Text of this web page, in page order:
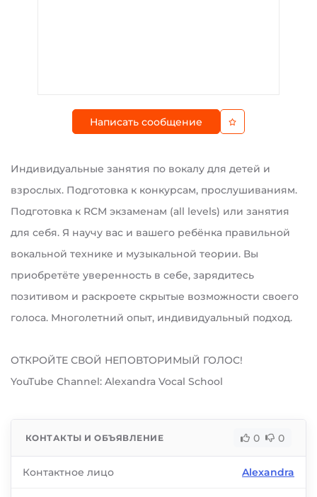
Написать сообщение
Индивидуальные занятия по вокалу для детей и
взрослых. Подготовка к конкурсам, прослушиваниям.
Подготовка к RCM экзаменам (all levels) или занятия
для себя. Я научу вас и вашего ребёнка правильной
вокальной технике и музыкальной теории. Вы
приобретёте уверенность в себе, зарядитесь
позитивом и раскроете скрытые возможности своего
голоса. Многолетний опыт, индивидуальный подход.
ОТКРОЙТЕ СВОЙ НЕПОВТОРИМЫЙ ГОЛОС!
YouTube Channel: Alexandra Vocal School
КОНТАКТЫ И ОБЪЯВЛЕНИЕ 0 0
Контактное лицо Alexandra